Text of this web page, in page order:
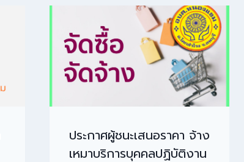
ประกาศผู้ชนะเสนอราคา จ้าง
เหมาบริการบุคคลปฏิบัติงาน